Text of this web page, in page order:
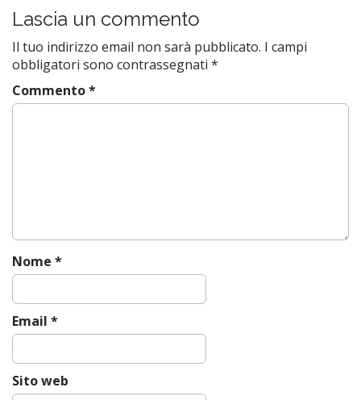
s
t
n
a
v
n
Lascia un commento
Il tuo indirizzo email non sarà pubblicato. I campi
obbligatori sono contrassegnati *
Commento*
Nome *
Email *
Sito web